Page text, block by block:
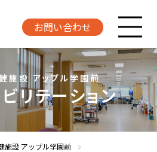
お問い合わせ
施設 アップル学園前
リテーション
施設 アップル学園前